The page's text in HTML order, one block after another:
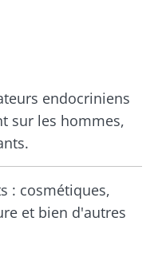
endocriniens
sur les hommes,
: cosmétiques,
et bien d'autres